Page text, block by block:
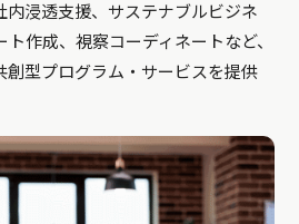
内浸透支援、サステナブルビジネ
作成、視察コーディネートなど、
創型プログラム・サービスを提供